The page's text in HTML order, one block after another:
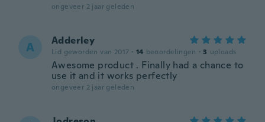
ongeveer 2 jaar geleden
A Adderley
Lid geworden van 2017 · 14 beoordelingen · 3 uploads
Awesome product . Finally had a chance to
use it and it works perfectly
ongeveer 2 jaar geleden